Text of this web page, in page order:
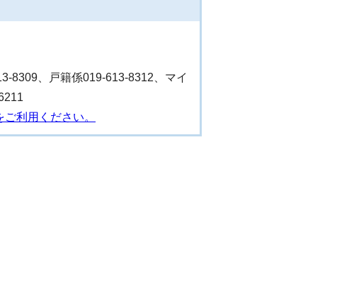
8309、戸籍係019-613-8312、マイ
利用ください。